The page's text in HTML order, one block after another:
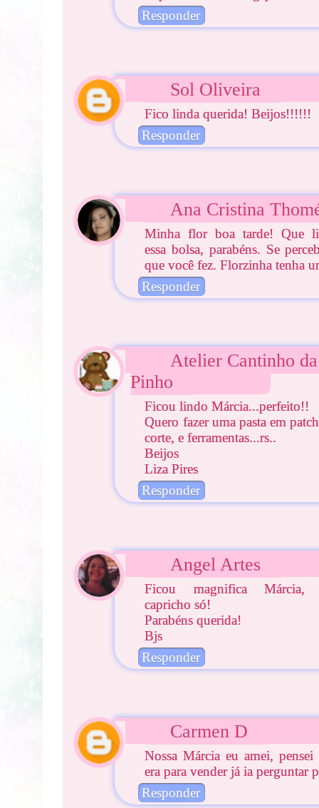
Responder
Sol Oliveira
Fico linda querida! Beijos!!!!!!
Responder
Ana Cristina
Minha flor boa tarde! Que
essa bolsa, parabéns. Se
que você fez. Florzinha tenha
Responder
Atelier Cantinho
Pinho
Ficou lindo Márcia...perfeito!!
Quero fazer uma pasta em
corte, e ferramentas...rs..
Beijos
Liza Pires
Responder
Angel Artes
Ficou magnifica Márcia,
capricho só!
Parabéns querida!
Bjs
Responder
Carmen D
Nossa Márcia eu amei, pensei
era para vender já ia perguntar
Responder